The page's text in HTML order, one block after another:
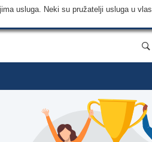
usluga. Neki su pružatelji usluga u